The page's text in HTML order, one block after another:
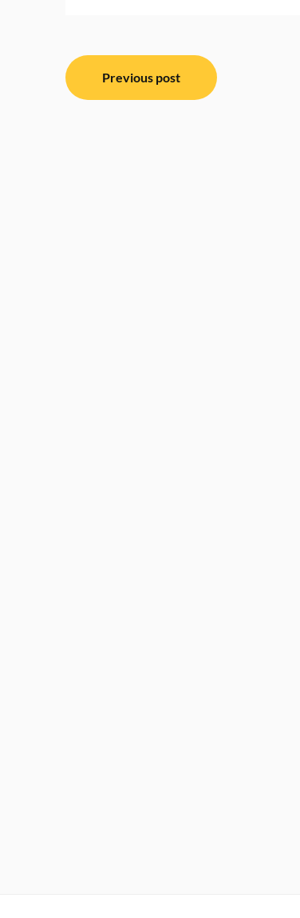
ਸੰਪਾਦਨਾ
ਨੈਵੀਗੇਸ਼ਨ
Previous post